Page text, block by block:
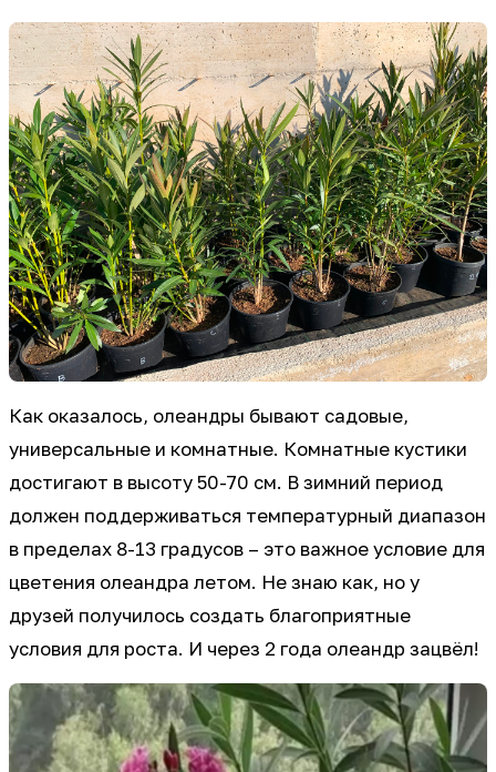
Как оказалось, олеандры бывают садовые,
универсальные и комнатные. Комнатные кустики
достигают в высоту 50-70 см. В зимний период
должен поддерживаться температурный диапазон
в пределах 8-13 градусов – это важное условие для
цветения олеандра летом. Не знаю как, но у
друзей получилось создать благоприятные
условия для роста. И через 2 года олеандр зацвёл!